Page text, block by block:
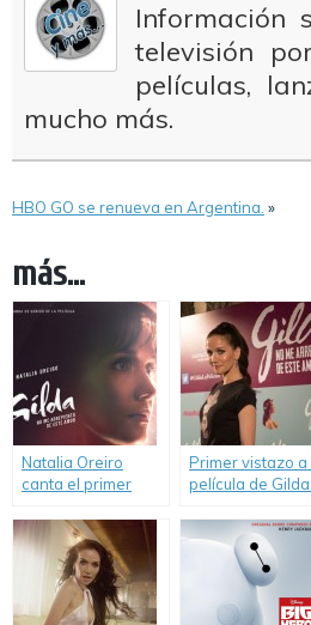
Información
televisión
películas,
mucho más.
HBO GO se renueva en Argentina. »
más...
Natalia Oreiro
canta el primer
«Gilda».
Primer vistazo a
película de Gilda.